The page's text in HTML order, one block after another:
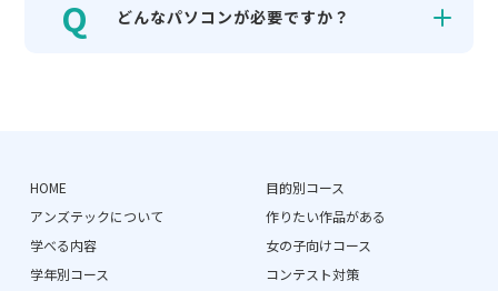
どんなパソコンが必要ですか？
HOME
アンズテックについて
学べる内容
学年別コース
目的別コース
作りたい作品がある
女の子向けコース
コンテスト対策